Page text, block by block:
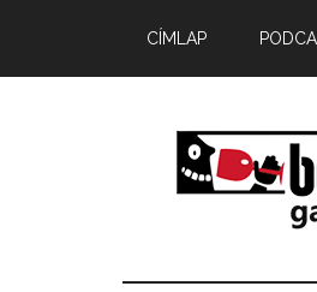
CÍMLAP